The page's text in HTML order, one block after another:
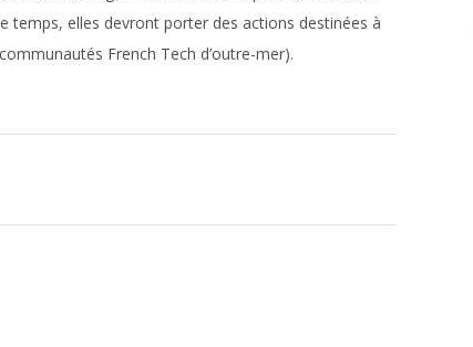
temps, elles devront porter des actions destinées à
French Tech d’outre-mer).